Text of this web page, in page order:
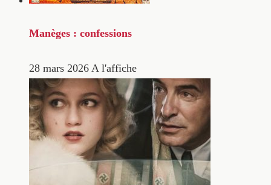
Manèges : confessions
28 mars 2026 A l'affiche